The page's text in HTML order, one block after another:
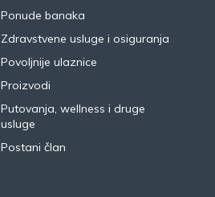
Ponude banaka
Zdravstvene usluge i osiguranja
Povoljnije ulaznice
Proizvodi
Putovanja, wellness i druge
usluge
Postani član